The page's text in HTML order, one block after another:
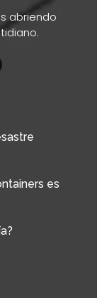
abriendo
es